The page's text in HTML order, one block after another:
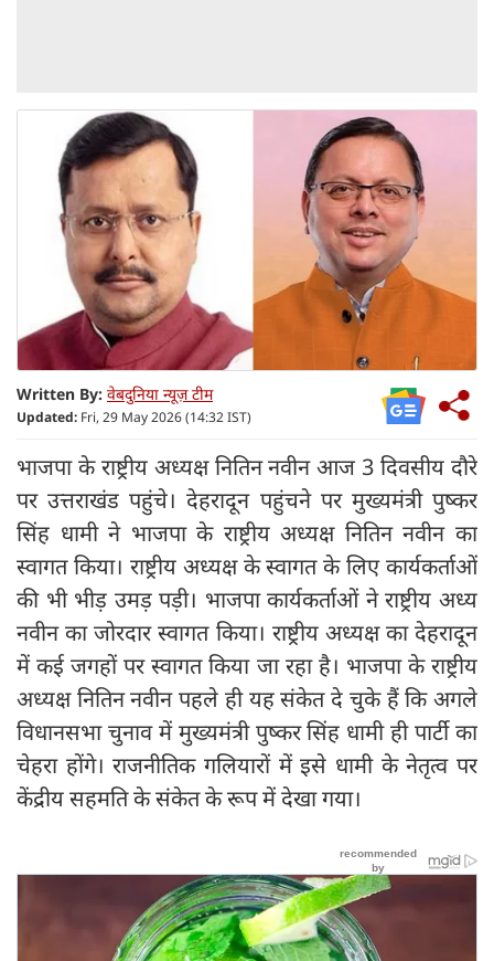
Written By: वेबदुनिया न्यूज़ टीम
Updated: Fri, 29 May 2026 (14:32 IST)
भाजपा के राष्ट्रीय अध्यक्ष नितिन नवीन आज 3 दिवसीय दौरे
पर उत्तराखंड पहुंचे। देहरादून पहुंचने पर मुख्‍यमंत्री पुष्‍कर
सिंह धामी ने भाजपा के राष्ट्रीय अध्यक्ष नितिन नवीन का
स्वागत किया। राष्ट्रीय अध्यक्ष के स्‍वागत के लिए कार्यकर्ताओं
की भी भीड़ उमड़ पड़ी। भाजपा कार्यकर्ताओं ने राष्ट्रीय अध्य
नवीन का जोरदार स्वागत किया। राष्ट्रीय अध्यक्ष का देहरादून
में कई जगहों पर स्वागत किया जा रहा है। भाजपा के राष्ट्रीय
अध्यक्ष नितिन नवीन पहले ही यह संकेत दे चुके हैं कि अगले
विधानसभा चुनाव में मुख्यमंत्री पुष्कर सिंह धामी ही पार्टी का
चेहरा होंगे। राजनीतिक गलियारों में इसे धामी के नेतृत्व पर
केंद्रीय सहमति के संकेत के रूप में देखा गया।